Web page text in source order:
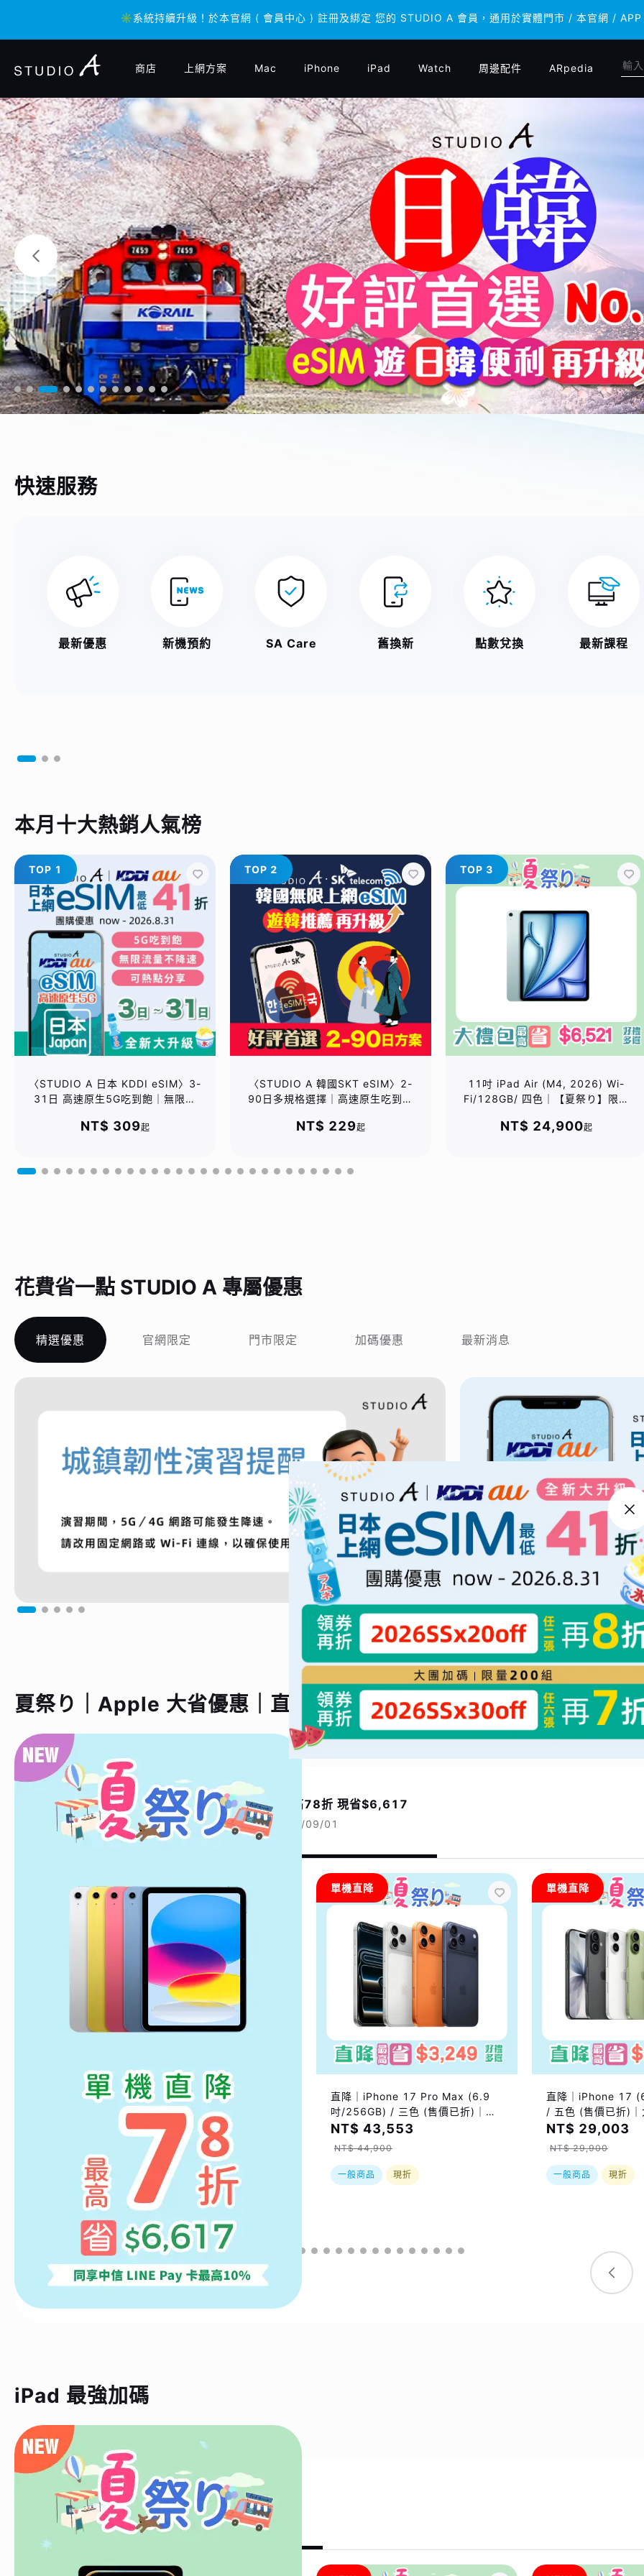
✳️系統持續升級！於本官網 ( 會員中心 ) 註冊及綁定 您的 STUDIO A 會員，通用於實體門市 / 本官網 / APP
✳️系統持續升級！於本官網 ( 會員中心 ) 註冊及綁定 您的 STUDIO A 會員，通用於實體門市 / 本官網 / APP
商店 上網方案 Mac iPhone iPad Watch 周邊配件 ARpedia
快速服務
最新優惠 新機預約 SA Care 舊換新 點數兌換 最新課程
本月十大熱銷人氣榜
TOP 1
〈STUDIO A 日本 KDDI eSIM〉3-
31日 高速原生5G吃到飽｜無限流
ChatGPT / Gemini｜🏝️夏祭り｜輸
6張再7折 (2026SSx30off ，限量
NT$ 309起
TOP 2
〈STUDIO A 韓國SKT eSIM〉2-
90日多規格選擇｜高速原生吃到飽
/ Gemini (採完整 24 小時制)
NT$ 229起
TOP 3
11吋 iPad Air (M4, 2026) Wi-
Fi/128GB/ 四色｜【夏祭り】限量
流快充線｜直贈總價值$2880好禮
NT$ 24,900起
花費省一點 STUDIO A 專屬優惠
精選優惠 官網限定 門市限定 加碼優惠 最新消息
夏祭り｜Apple 大省優惠｜直降再享好康大禮包
夏祭り｜Apple 單機現省｜最高78折 現省$6,617
2025/06/17~2026/09/01
單機直降
直降｜iPhone 17 Pro (6.3
吋/256GB) / 三色 (售價已折)｜大
禮包最高省$3099好禮五選一｜現
貨或預購，實際依原廠到貨時間為準
NT$ 38,703
NT$ 39,900
一般商品 現折
單機直降
直降｜iPhone 17 Pro Max (6.9
吋/256GB) / 三色 (售價已折)｜大
禮包最高省3249好禮五選一
NT$ 43,553
NT$ 44,900
一般商品 現折
單機直降
直降｜iPhone 17
/ 五色 (售價已折)｜
$2589好禮五選一
實際依原廠到貨時
NT$ 29,003
NT$ 29,900
一般商品 現折
iPad 最強加碼
iPad 最新優惠｜超強贈大禮包
2023/08/01~2026/09/01